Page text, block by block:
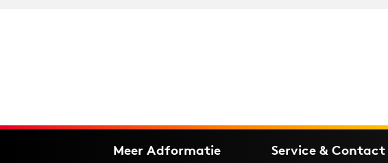
Meer Adformatie Service & Contact